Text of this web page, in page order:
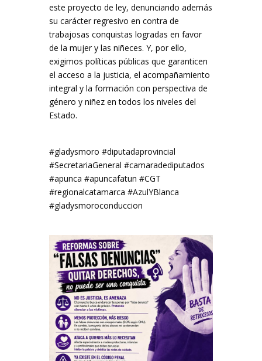
este proyecto de ley, denunciando además
su carácter regresivo en contra de
trabajosas conquistas logradas en favor
de la mujer y las niñeces. Y, por ello,
exigimos políticas públicas que garanticen
el acceso a la justicia, el acompañamiento
integral y la formación con perspectiva de
género y niñez en todos los niveles del
Estado.
#gladysmoro #diputadaprovincial
#SecretariaGeneral #camaradediputados
#apunca #apuncafatun #CGT
#regionalcatamarca #AzulYBlanca
#gladysmoroconduccion